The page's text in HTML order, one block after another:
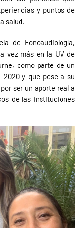
y puntos de
salud.
de Fonoaudiología,
vez más en la UV de
como parte de un
2020 y que pese a su
ser un aporte real a
de las instituciones